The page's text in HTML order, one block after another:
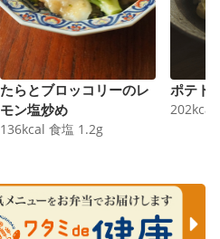
たらとブロッコリーのレ
モン塩炒め
136kcal 食塩 1.2g
ポテト
202kcal